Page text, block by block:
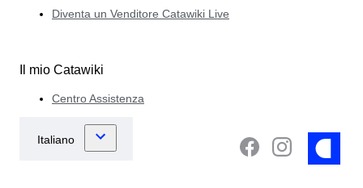
Diventa un Venditore Catawiki Live
Il mio Catawiki
Centro Assistenza